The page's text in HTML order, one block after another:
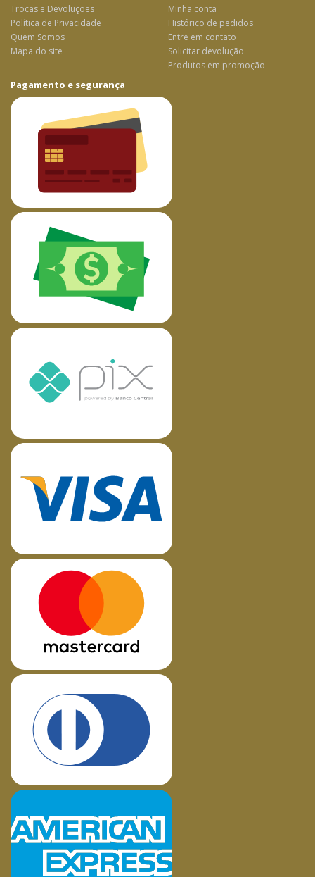
Trocas e Devoluções
Política de Privacidade
Quem Somos
Mapa do site
Minha conta
Histórico de pedidos
Entre em contato
Solicitar devolução
Produtos em promoção
Pagamento e segurança